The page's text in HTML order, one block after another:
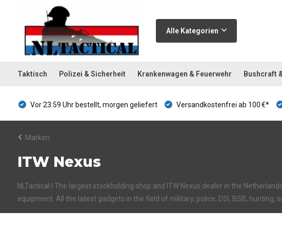
Alle Kategorien
Taktisch Polizei & Sicherheit Krankenwagen & Feuerwehr Bushcraft
Vor 23:59 Uhr bestellt, morgen geliefert Versandkostenfrei ab 100 €*
Marken
ITW Nexus
NLTactical I The largest stockholding shop and ITW Nexus dealer in the
equipment. All the latest gadgets in the field of military, police, DSI, BSB,